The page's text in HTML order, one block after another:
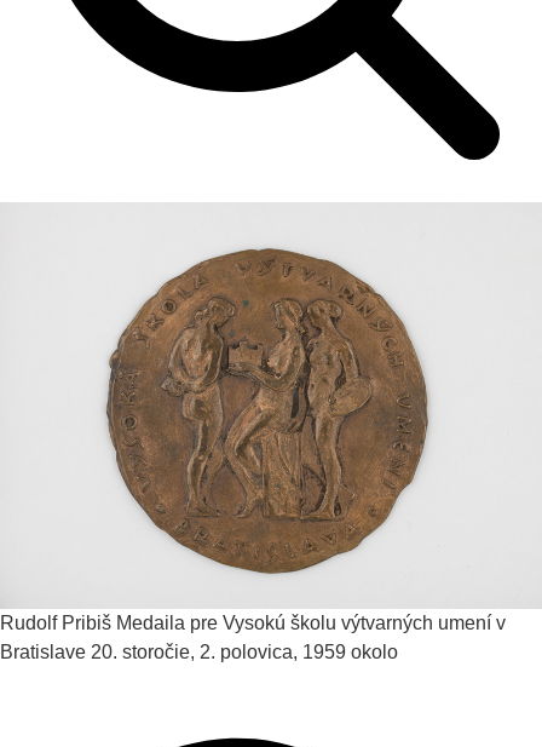
Rudolf Pribiš Medaila pre Vysokú školu výtvarných umení v
Bratislave 20. storočie, 2. polovica, 1959 okolo